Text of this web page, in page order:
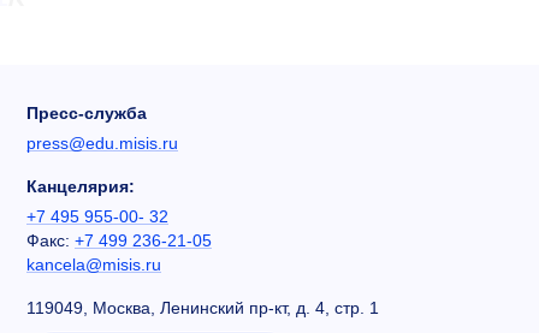
Пресс-служба
press@edu.misis.ru
Канцелярия:
+7 495 955-00- 32
Факс: +7 499 236-21-05
kancela@misis.ru
119049, Москва, Ленинский пр-кт, д. 4, стр. 1